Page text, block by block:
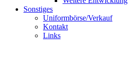
Sonstiges
Uniformbörse/Verkauf
Kontakt
Links